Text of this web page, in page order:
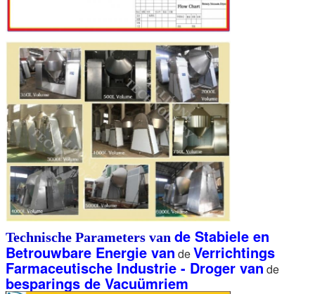
Technische Parameters van de Stabiele en
Betrouwbare Energie van deVerrichtings
Farmaceutische Industrie - Droger vande
besparings de Vacuümriem